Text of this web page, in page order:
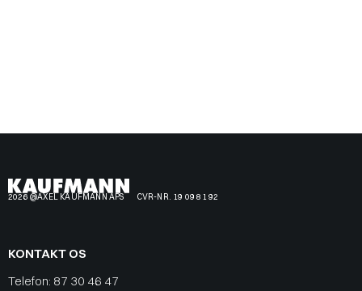
2026 @AXEL KAUFMANN APS CVR-NR. 19 09 81 92
KONTAKT OS
Telefon: 87 30 46 47